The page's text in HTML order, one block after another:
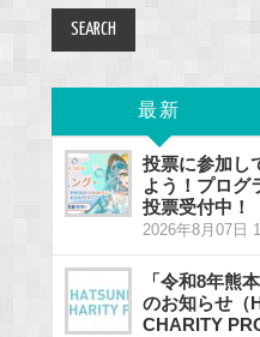
最新
投票に参加し
よう！プログ
投票受付中！
2026年8月07日
「令和8年熊
のお知らせ（
CHARITY